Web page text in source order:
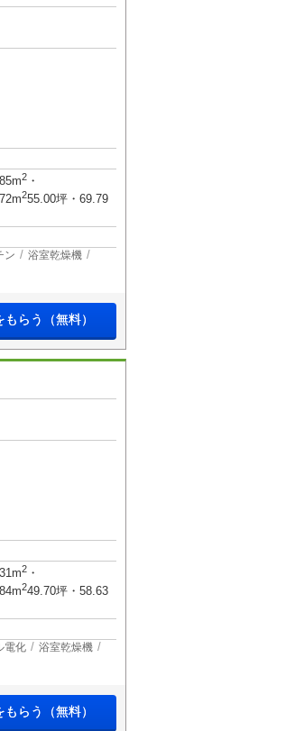
2 ・
255.00坪・69.79
ン 浴室乾燥機
もらう（無料）
2 ・
249.70坪・58.63
電化 浴室乾燥機
もらう（無料）